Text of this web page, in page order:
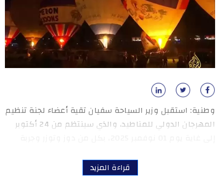
وطنية: استقبل وزير السياحة سفيان تقية أعضاء لجنة تنظيم
المهرجان الدولي للمناطيد، والذي سينتظم من 24 أكتوبر
قراءة المزيد